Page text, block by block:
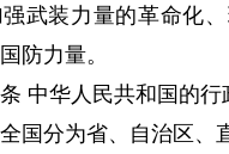
装力量的革命化、
防力量。
华人民共和国的行
分为省、自治区、